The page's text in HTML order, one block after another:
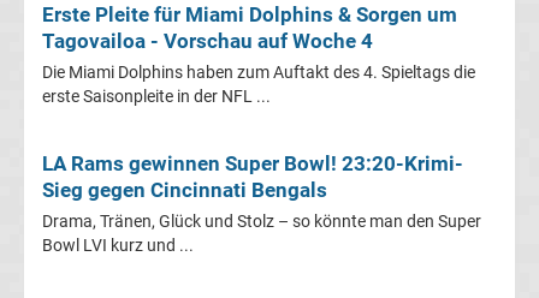
Programm
Infos
Telekom
Erste Pleite für Miami Dolphins & Sorgen um
Tagovailoa - Vorschau auf Woche 4
Die Miami Dolphins haben zum Auftakt des 4. Spieltags die
erste Saisonpleite in der NFL ...
LA Rams gewinnen Super Bowl! 23:20-Krimi-
Sieg gegen Cincinnati Bengals
Drama, Tränen, Glück und Stolz – so könnte man den Super
Bowl LVI kurz und ...